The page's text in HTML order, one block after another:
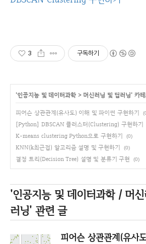
3 구독하기
'인공지능 및 데이터과학 >머신러닝 및 딥러닝' 카
피어슨 상관관계(유사도) 이해 및 파이썬 구현하기
[Python] DBSCAN 클러스터(Clustering) 구현하기
K-means clustering Python으로 구현하기 (0)
KNN(k최근접) 알고리즘 설명 및 구현하기 (0)
결정 트리(Decision Tree) 설명 및 분류기 구현 (0)
'인공지능 및 데이터과학 / 머
러닝' 관련 글
피어슨 상관관계(유사